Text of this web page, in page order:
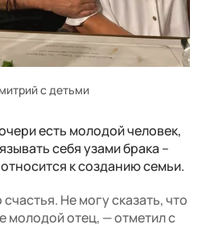
с детьми
есть молодой человек,
себя узами брака –
к созданию семьи.
Не могу сказать, что
молодой отец, — отметил с